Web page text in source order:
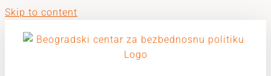
Skip to content